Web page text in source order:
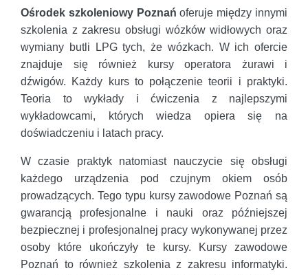
Ośrodek szkoleniowy Poznań oferuje między innymi
szkolenia z zakresu obsługi wózków widłowych oraz
wymiany butli LPG tych, że wózkach. W ich ofercie
znajduje się również kursy operatora żurawi i
dźwigów. Każdy kurs to połączenie teorii i praktyki.
Teoria to wykłady i ćwiczenia z najlepszymi
wykładowcami, których wiedza opiera się na
doświadczeniu i latach pracy.
W czasie praktyk natomiast nauczycie się obsługi
każdego urządzenia pod czujnym okiem osób
prowadzących. Tego typu kursy zawodowe Poznań są
gwarancją profesjonalne i nauki oraz późniejszej
bezpiecznej i profesjonalnej pracy wykonywanej przez
osoby które ukończyły te kursy. Kursy zawodowe
Poznań to również szkolenia z zakresu informatyki.